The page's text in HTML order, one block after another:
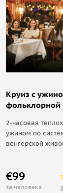
Круиз с
фольклорной
2-часовая
ужином по
венгерской
€99
за человека